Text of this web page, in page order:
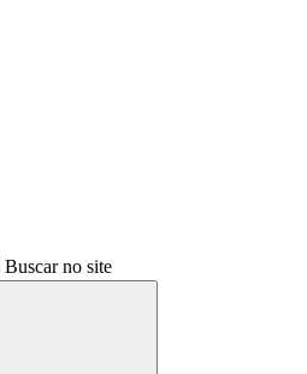
Buscar no site